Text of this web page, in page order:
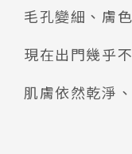
毛孔變細、膚
現在出門幾乎
肌膚依然乾淨